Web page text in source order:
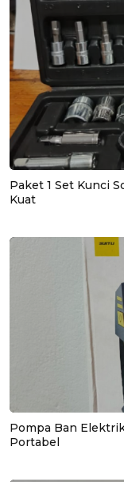
Paket 1 Set Kunci
Kuat
Pompa Ban
Portabel